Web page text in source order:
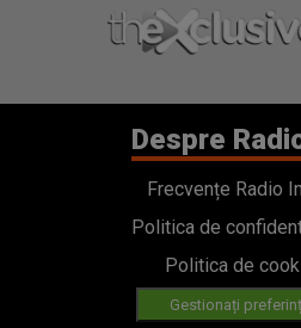
Despre
Frecvențe Radio
Politica de
Politica de
Gestionați